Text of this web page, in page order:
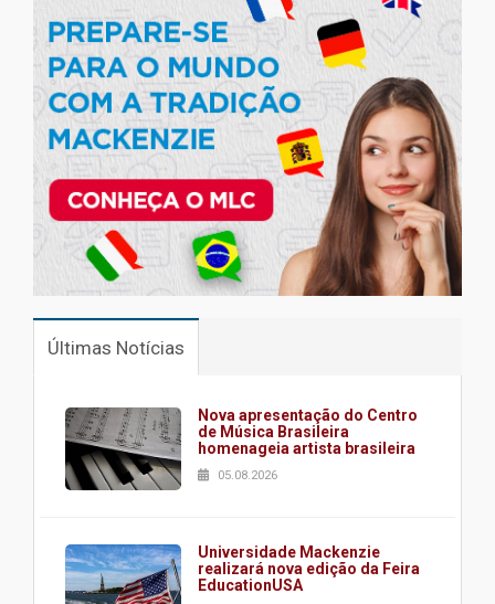
Últimas Notícias
Nova apresentação do Centro
de Música Brasileira
homenageia artista brasileira
05.08.2026
Universidade Mackenzie
realizará nova edição da Feira
EducationUSA